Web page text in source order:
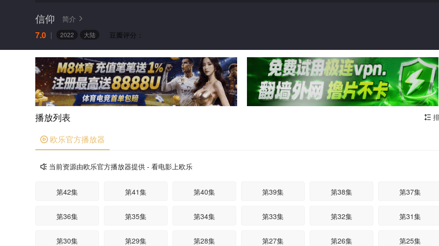
信仰 简介 
7.0 豆瓣评分：
2022 大陆

播放列表
 欧乐官方播放器
 当前资源由欧乐官方播放器提供 - 看电影上欧乐
第42集 第41集 第40集 第39集 第38集 第37集
第36集 第35集 第34集 第33集 第32集 第31集
第30集 第29集 第28集 第27集 第26集 第25集